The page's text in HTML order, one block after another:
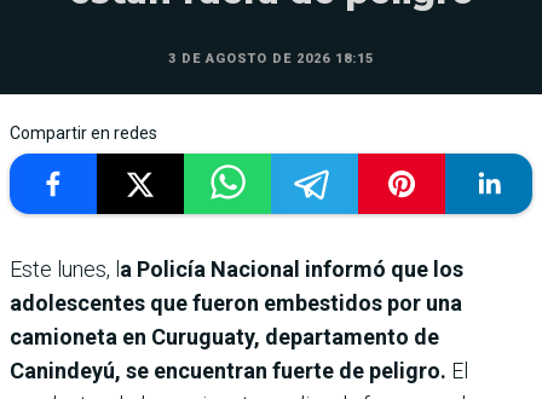
3 DE AGOSTO DE 2026 18:15
Compartir en redes
Este lunes, la Policía Nacional informó que los
adolescentes que fueron embestidos por una
camioneta en Curuguaty, departamento de
Canindeyú, se encuentran fuerte de peligro. El